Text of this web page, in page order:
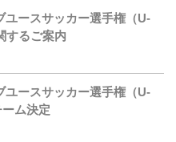
ユースサッカー選手権（U-
るご案内
ユースサッカー選手権（U-
ム決定